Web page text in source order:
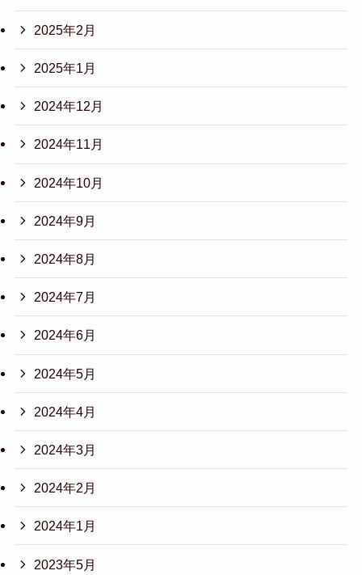
2025年2月
2025年1月
2024年12月
2024年11月
2024年10月
2024年9月
2024年8月
2024年7月
2024年6月
2024年5月
2024年4月
2024年3月
2024年2月
2024年1月
2023年5月